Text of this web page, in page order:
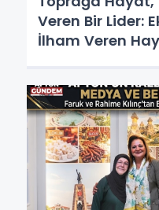
Veren Bir Lider:
İlham Veren